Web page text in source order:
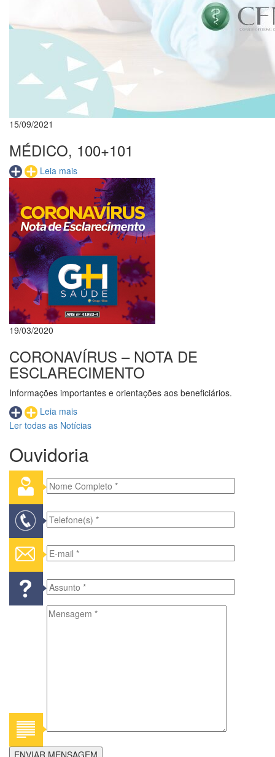
15/09/2021
MÉDICO, 100+101
Leia mais
19/03/2020
CORONAVÍRUS – NOTA DE
ESCLARECIMENTO
Informações importantes e orientações aos beneficiários.
Leia mais
Ler todas as Notícias
Ouvidoria